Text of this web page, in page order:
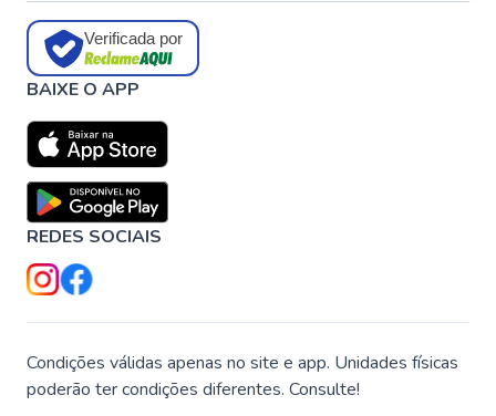
Verificada por
BAIXE O APP
REDES SOCIAIS
Condições válidas apenas no site e app. Unidades físicas
poderão ter condições diferentes. Consulte!